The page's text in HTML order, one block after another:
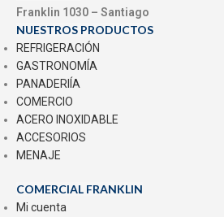
Franklin 1030 – Santiago
NUESTROS PRODUCTOS
REFRIGERACIÓN
GASTRONOMÍA
PANADERIÍA
COMERCIO
ACERO INOXIDABLE
ACCESORIOS
MENAJE
COMERCIAL FRANKLIN
Mi cuenta